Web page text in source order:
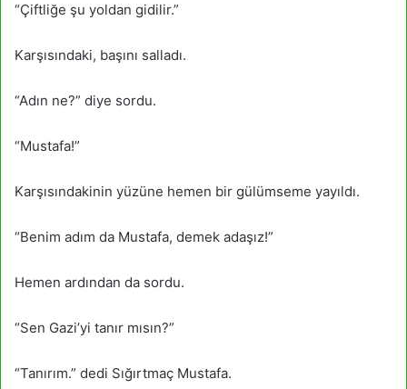
“Çiftliğe şu yoldan gidilir.”
Karşısındaki, başını salladı.
“Adın ne?” diye sordu.
“Mustafa!”
Karşısındakinin yüzüne hemen bir gülümseme yayıldı.
“Benim adım da Mustafa, demek adaşız!”
Hemen ardından da sordu.
“Sen Gazi’yi tanır mısın?”
“Tanırım.” dedi Sığırtmaç Mustafa.